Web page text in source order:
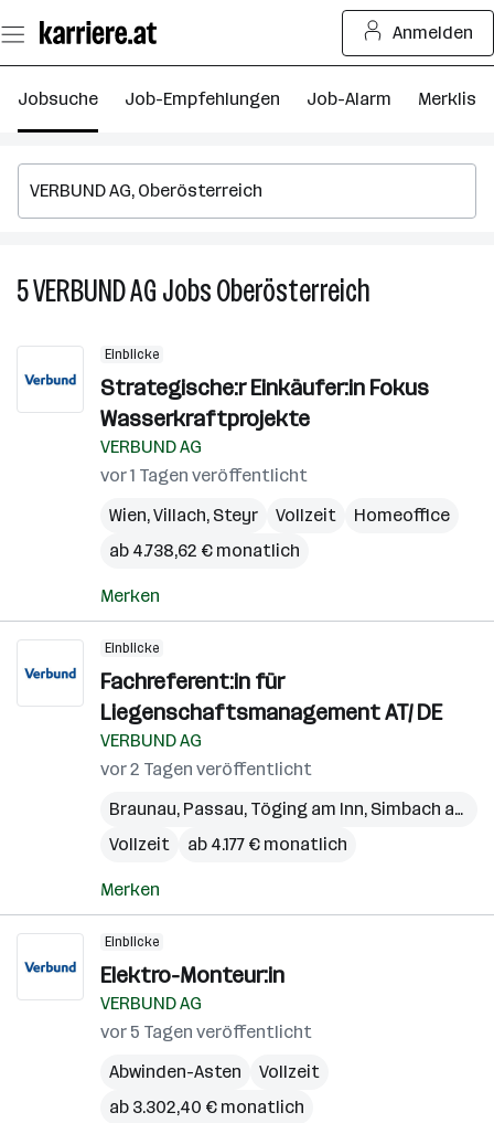
Seiteninhalt
springen
Anmelden
Jobsuche Job-Empfehlungen Job-Alarm Merkliste
5VERBUND AG JobsOberösterreich
in
Einblicke
Strategische:r Einkäufer:in Fokus
Wasserkraftprojekte
VERBUND AG
vor 1 Tagen veröffentlicht
Wien,Villach, Steyr Vollzeit
Homeoffice
ab 4.738,62 € monatlich
Merken
Einblicke
Fachreferent:in für
Liegenschaftsmanagement AT/ DE
VERBUND AG
vor 2 Tagen veröffentlicht
Braunau, Passau, Töging am Inn, Simbach am Inn
Vollzeit
ab 4.177 € monatlich
Merken
Einblicke
Elektro-Monteur:in
VERBUND AG
vor 5 Tagen veröffentlicht
Abwinden-Asten
Vollzeit
ab 3.302,40 € monatlich